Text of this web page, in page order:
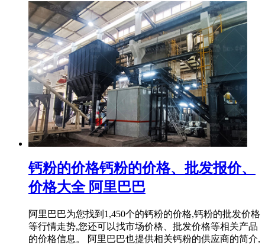
钙粉的价格钙粉的价格、批发报价、
价格大全 阿里巴巴
阿里巴巴为您找到1,450个的钙粉的价格,钙粉的批发价格
等行情走势,您还可以找市场价格、批发价格等相关产品
的价格信息。 阿里巴巴也提供相关钙粉的供应商的简介,